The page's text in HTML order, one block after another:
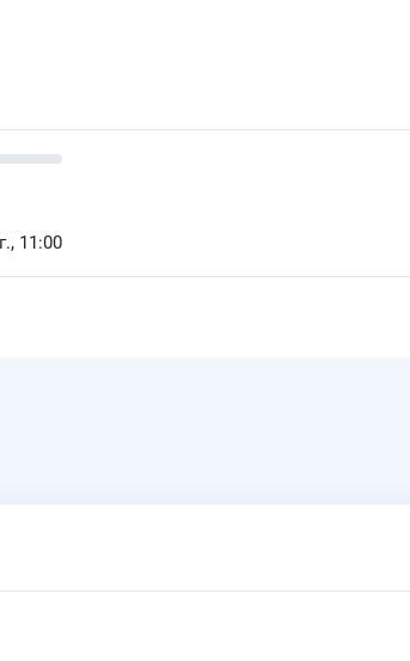
11:00